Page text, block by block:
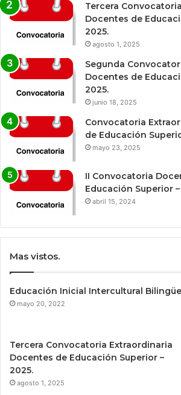
Tercera
Docentes de
2025.
agosto 1, 2025
Segunda
Docentes de
2025.
junio 18, 2025
Convocatoria
de Educación
mayo 23, 2025
II Convocatoria
Educación Superior
abril 15, 2024
Mas vistos.
Educación Inicial Intercultural Bilingüe
mayo 20, 2022
Tercera Convocatoria Extraordinaria
Docentes de Educación Superior –
2025.
agosto 1, 2025